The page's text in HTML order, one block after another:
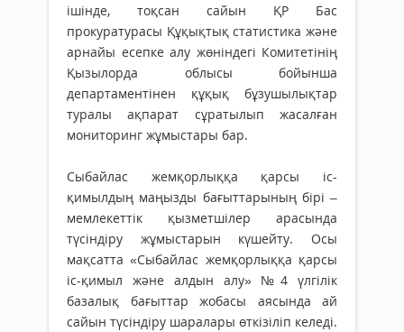
ішінде, тоқсан сайын ҚР Бас
прокуратурасы Құқықтық статистика және
арнайы есепке алу жөніндегі Комитетінің
Қызылорда облысы бойынша
департаментінен құқық бұзушылықтар
туралы ақпарат сұратылып жасалған
мониторинг жұмыстары бар.
Сыбайлас жемқорлыққа қарсы іс-
қимылдың маңызды бағыттарының бірі –
мемлекеттік қызметшілер арасында
түсіндіру жұмыстарын күшейту. Осы
мақсатта «Сыбайлас жемқорлыққа қарсы
іс-қимыл және алдын алу» №4 үлгілік
базалық бағыттар жобасы аясында ай
сайын түсіндіру шаралары өткізіліп келеді.